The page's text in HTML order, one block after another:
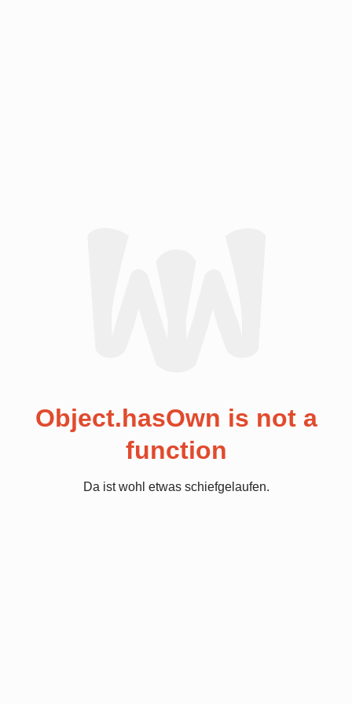
Object.hasOwn is not a
function
Da ist wohl etwas schiefgelaufen.